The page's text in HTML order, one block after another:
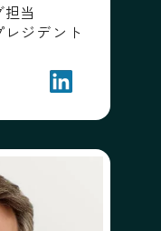
当
ジデント